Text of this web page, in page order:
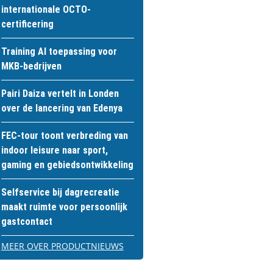
internationale OCTO-
certificering
Training AI toepassing voor
MKB-bedrijven
Pairi Daiza vertelt in Londen
over de lancering van Edenya
FEC-tour toont verbreding van
indoor leisure naar sport,
gaming en gebiedsontwikkeling
Selfservice bij dagrecreatie
maakt ruimte voor persoonlijk
gastcontact
MEER OVER PRODUCTNIEUWS